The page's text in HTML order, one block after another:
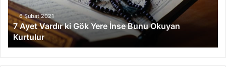
a
r
d
r
k
6 Şubat 2021
7 Ayet Vardır ki Gök Yere İnse Bunu Okuyan
Kurtulur